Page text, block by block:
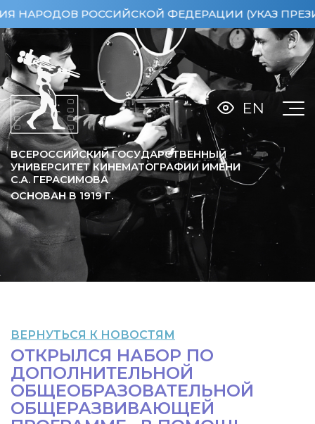
РОССИЙСКОЙ ФЕДЕРАЦИИ (УКАЗ
ВСЕРОССИЙСКИЙ ГОСУДАРСТВЕННЫЙ
УНИВЕРСИТЕТ КИНЕМАТОГРАФИИ ИМЕНИ
С.А. ГЕРАСИМОВА
ОСНОВАН В 1919Г.
EN
ВЕРНУТЬСЯ К НОВОСТЯМ
ОТКРЫЛСЯ НАБОР ПО
ДОПОЛНИТЕЛЬНОЙ
ОБЩЕОБРАЗОВАТЕЛЬНОЙ
ОБЩЕРАЗВИВАЮЩЕЙ